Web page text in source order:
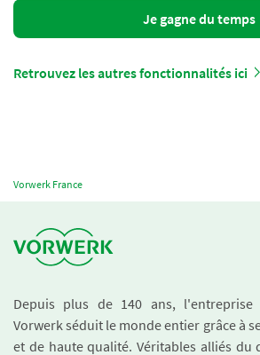
Je gagne du temps
Retrouvez les autres fonctionnalités ici
Vorwerk France
Depuis plus de 140 ans, l'entreprise
Vorwerk séduit le monde entier grâce à
et de haute qualité. Véritables alliés du